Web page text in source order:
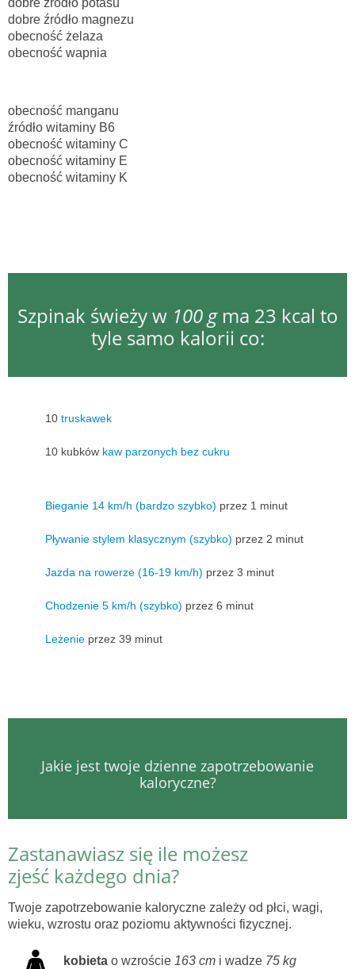
dobre źródło magnezu
obecność żelaza
obecność wapnia
obecność manganu
źródło witaminy B6
obecność witaminy C
obecność witaminy E
obecność witaminy K
Szpinak świeży w 100 gma 23 kcal to
tyle samo kalorii co:
10 truskawek
10 kubków kaw parzonych bez cukru
Bieganie 14 km/h (bardzo szybko) przez 1 minut
Pływanie stylem klasycznym (szybko) przez 2 minut
Jazda na rowerze (16-19 km/h) przez 3 minut
Chodzenie 5 km/h (szybko) przez 6 minut
Leżenie przez 39 minut
Jakie jest twoje dzienne zapotrzebowanie
kaloryczne?
Zastanawiasz się ile możesz
zjeść każdego dnia?
Twoje zapotrzebowanie kaloryczne zależy od płci, wagi,
wieku, wzrostu oraz poziomu aktywności fizycznej.
kobieta o wzroście 163 cm i wadze 75 kg